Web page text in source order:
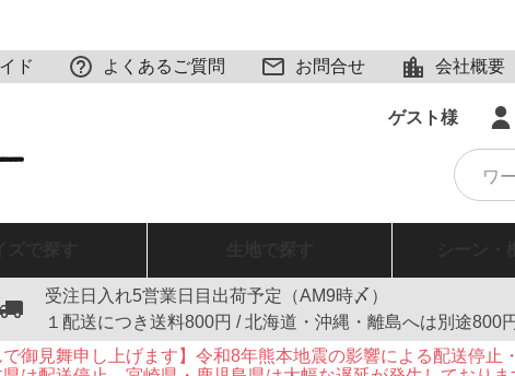
ド よくあるご質問 お問合せ 会社概要
ゲスト様
受注日入れ5営業日目出荷予定（AM9時〆）
１配送につき送料800円 / 北海道・沖縄・離島へは別途800
で御見舞申し上げます】令和8年熊本地震の影響による配送停止